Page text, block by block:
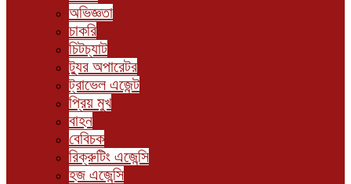
অভিজ্ঞতা
চাকরি
চিটচ্যাট
ট্যুর অপারেটর
ট্রাভেল এজেন্ট
প্রিয় মুখ
বাহন
বেবিচক
রিক্রুটিং এজেন্সি
হজ এজেন্সি